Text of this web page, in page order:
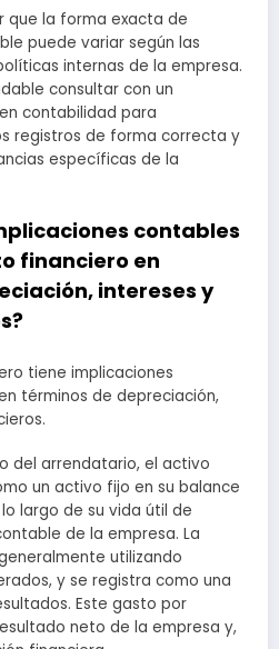
que la forma exacta de
puede variar según las
internas de la empresa.
consultar con un
contabilidad para
registros de forma correcta y
específicas de la
contables
financiero en
intereses y
tiene implicaciones
términos de depreciación,
del arrendatario, el activo
un activo fijo en su balance
largo de su vida útil de
de la empresa. La
utilizando
y se registra como una
Este gasto por
neto de la empresa y,